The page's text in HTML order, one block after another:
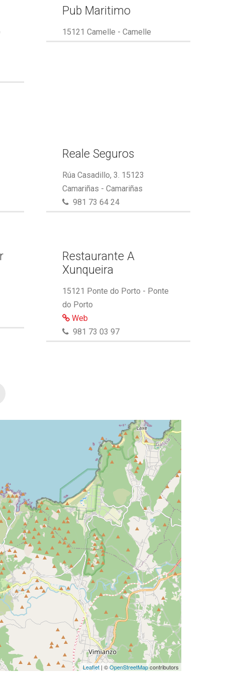
Pub Maritimo
15121 Camelle - Camelle
Reale Seguros
Rúa Casadillo, 3. 15123
Camariñas - Camariñas
981 73 64 24
Restaurante A
Xunqueira
15121 Ponte do Porto - Ponte
do Porto
Web
981 73 03 97
Leaflet | ©OpenStreetMapcontributors